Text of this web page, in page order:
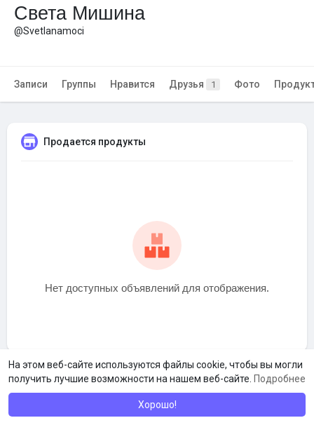
На этом веб-сайте используются файлы cookie, чтобы вы могли
получить лучшие возможности на нашем веб-сайте. Подробнее
Хорошо!
Света Мишина
@Svetlanamoci
Записи Группы Нравится Друзья 1 Фото
Продается продукты
Нет доступных объявлений для отображения.